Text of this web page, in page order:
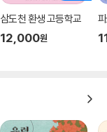
삼도천 환생 고등학교
12,000원